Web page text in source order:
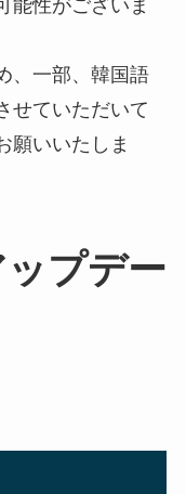
能性がございま
、一部、韓国語
せていただいて
願いいたしま
ップデー